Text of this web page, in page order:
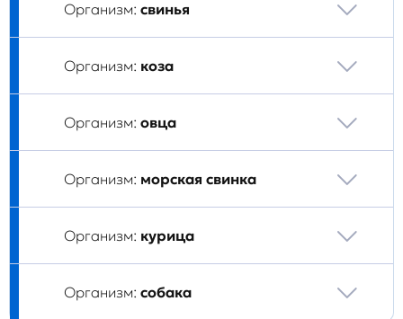
Организм: свинья
Организм: коза
Организм: овца
Организм: морская свинка
Организм: курица
Организм: собака